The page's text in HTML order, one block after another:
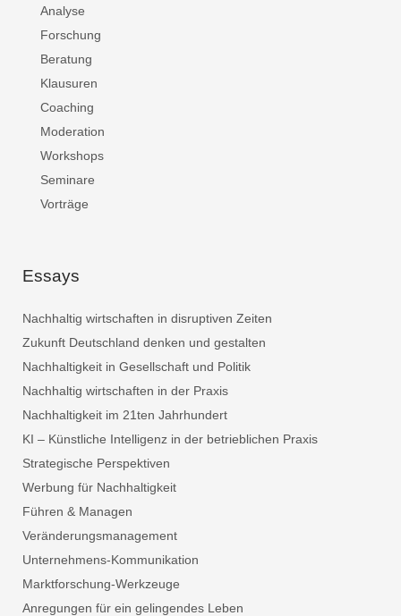
Analyse
Forschung
Beratung
Klausuren
Coaching
Moderation
Workshops
Seminare
Vorträge
Essays
Nachhaltig wirtschaften in disruptiven Zeiten
Zukunft Deutschland denken und gestalten
Nachhaltigkeit in Gesellschaft und Politik
Nachhaltig wirtschaften in der Praxis
Nachhaltigkeit im 21ten Jahrhundert
KI – Künstliche Intelligenz in der betrieblichen Praxis
Strategische Perspektiven
Werbung für Nachhaltigkeit
Führen & Managen
Veränderungsmanagement
Unternehmens-Kommunikation
Marktforschung-Werkzeuge
Anregungen für ein gelingendes Leben